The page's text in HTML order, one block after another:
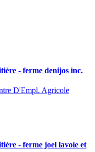
- ferme denijos inc.
D'Empl. Agricole
- ferme joel lavoie et